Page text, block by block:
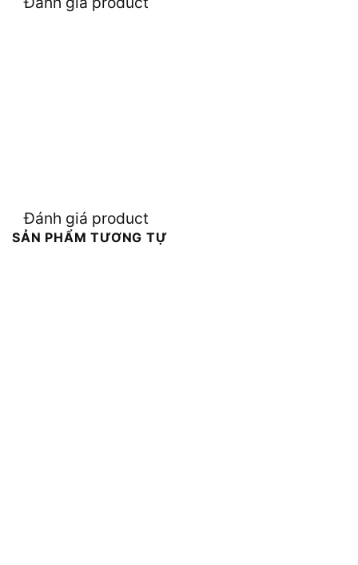
Đánh giá product
SẢN PHẨM TƯƠNG TỰ